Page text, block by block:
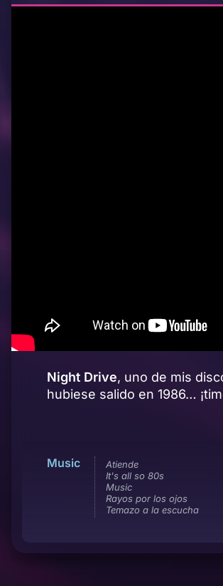
Night Drive, uno de mis
hubiese salido en 1986…
Music
Atiende
It's all so 80s
Music
Rayos por los ojos
Temazo a la escucha